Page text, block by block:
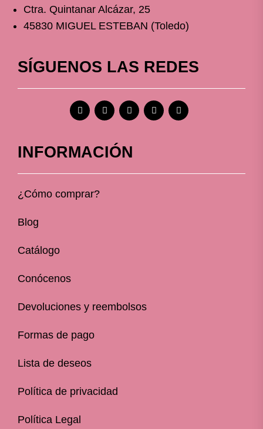
Ctra. Quintanar Alcázar, 25
45830 MIGUEL ESTEBAN (Toledo)
SÍGUENOS LAS REDES
INFORMACIÓN
¿Cómo comprar?
Blog
Catálogo
Conócenos
Devoluciones y reembolsos
Formas de pago
Lista de deseos
Política de privacidad
Política Legal